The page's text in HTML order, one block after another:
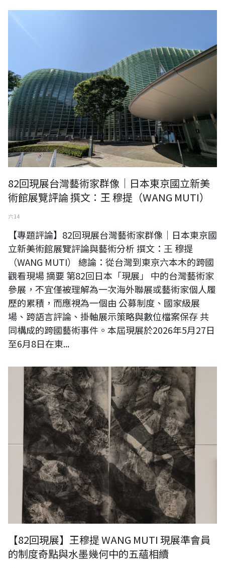
82回現展台灣藝術家群像｜日本東京國立新美
術館展覽評論 撰文：王 穆提（WANG MUTI）
六 14
【專題評論】82回現展台灣藝術家群像｜日本東京國
立新美術館展覽評論與藝術分析 撰文：王 穆提
（WANG MUTI） 總論：從台灣到東京六本木的跨國
觀看現場 摘要 第82回日本「現展」 中的台灣藝術家
參展，不宜僅被理解為一次海外聯展或藝術家個人履
歷的累積，而應視為一個由 公募制度、國家級展
場、跨語言評論、掛軸展示策略與數位檔案保存 共
同構成的跨國藝術事件。本屆現展於2026年5月27日
至6月8日在東...
【82回現展】王穆提 WANG MUTI 現展準會員
的制度奇點與水墨幾何中的五蘊相續